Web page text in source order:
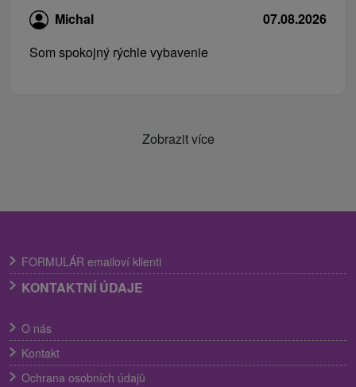
Michal
07.08.2026
Som spokojný rýchle vybavenie
Zobrazit více
FORMULÁR emailoví klienti
KONTAKTNÍ ÚDAJE
O nás
Kontakt
Ochrana osobních údajů